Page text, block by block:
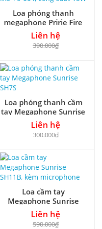
Loa phóng thanh
megaphone Pririe Fire
MS-16-004, công suất
15W
Liên hệ
390.000₫
Loa phóng thanh cầm
tay Megaphone Sunrise
SH7S
Liên hệ
300.000₫
Loa cầm tay
Megaphone Sunrise
SH11B, kèm
microphone
Liên hệ
590.000₫